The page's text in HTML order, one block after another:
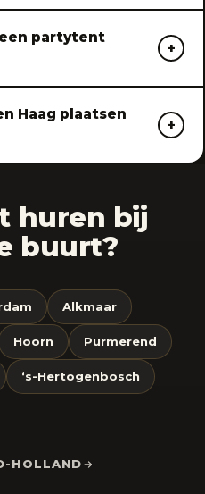
partytent
Haag plaatsen
huren bij
buurt?
Alkmaar
Hoorn Purmerend
‘s-Hertogenbosch
HOLLAND